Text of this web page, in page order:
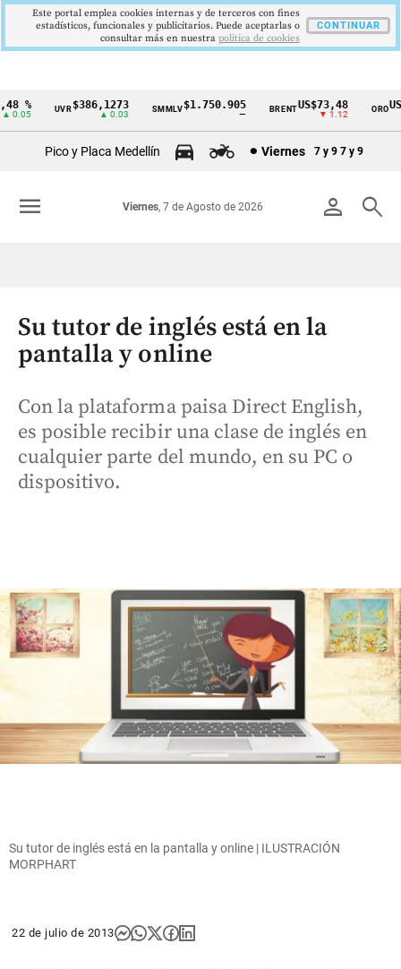
Cintillo
Colombia
% UVR$386,1273
▲ 0.03
SMMLV$1.750.905 BRENTUS$73,48
▼ 1.12
ORO
Pico y Placa Medellín Viernes 7 y 9 7 y 9
person search
Viernes, 7 de Agosto de 2026
menu
Su tutor de inglés está en la
pantalla y online
Con la plataforma paisa Direct English,
es posible recibir una clase de inglés en
cualquier parte del mundo, en su PC o
dispositivo.
Su tutor de inglés está en la pantalla y online | ILUSTRACIÓN
MORPHART
22 de julio de 2013
Este portal emplea cookies internas y de terceros con fines
estadísticos, funcionales y publicitarios. Puede aceptarlas o
consultar más en nuestra politica de cookies
CONTINUAR